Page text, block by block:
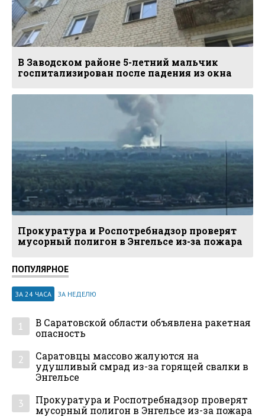
В Заводском районе 5-летний мальчик
госпитализирован после падения из окна
Прокуратура и Роспотребнадзор проверят
мусорный полигон в Энгельсе из-за пожара
ПОПУЛЯРНОЕ
ЗА 24 ЧАСА ЗА НЕДЕЛЮ
1
В Саратовской области объявлена ракетная
опасность
2
Саратовцы массово жалуются на
удушливый смрад из-за горящей свалки в
Энгельсе
3
Прокуратура и Роспотребнадзор проверят
мусорный полигон в Энгельсе из-за пожара